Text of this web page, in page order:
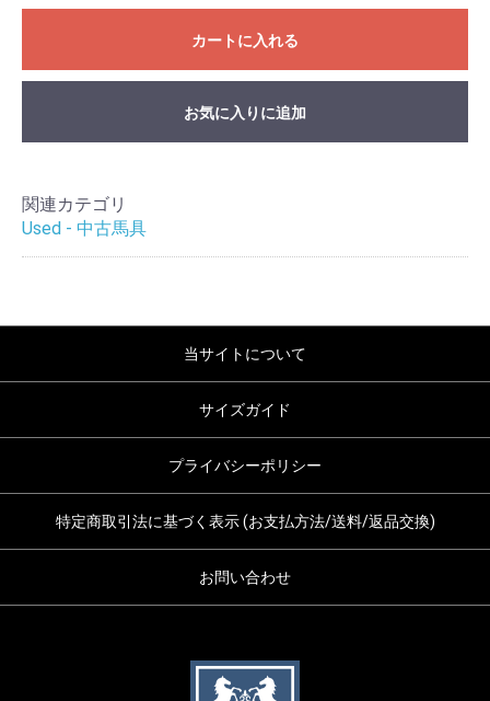
カートに入れる
お気に入りに追加
関連カテゴリ
Used - 中古馬具
当サイトについて
サイズガイド
プライバシーポリシー
特定商取引法に基づく表示 (お支払方法/送料/返品交換)
お問い合わせ